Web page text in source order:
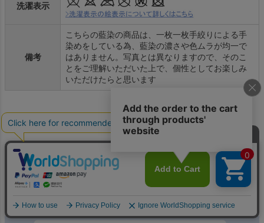
洗濯表示
備考
こちらの藍染の商品は、一枚一枚手絞りによる手
染めをしている為、藍染の濃さや色ムラが均一で
はありません。写真とは異なりますので、そのこ
とをご理解いただいた上で、個性としてお楽しみ
いただけたらと思います
>お手入れ方法についてはこちら
>お直し（袖詰め、裾上げなど）・カスタマイズのご案内はこちら
>その他のよくある質問(FAQ)はこちら